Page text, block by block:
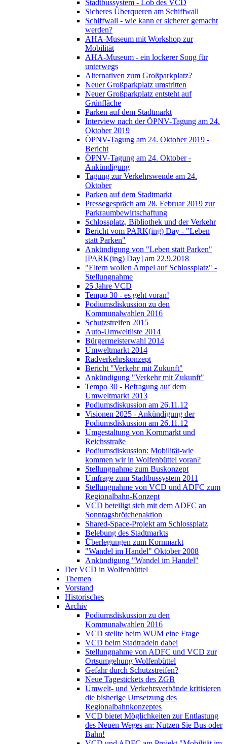
Stadtbussystem - Lob des VCD
Sicheres Überqueren am Schiffwall
Schiffwall - wie kann er sicherer gemacht
werden?
AHA-Museum mit Workshop zur
Mobilität
AHA-Museum - ein lockerer Song für
unterwegs
Alternativen zum Großparkplatz?
Neuer Großparkplatz umstritten
Neuer Großparkplatz entsteht auf
Grünfläche
Parken auf dem Stadtmarkt
Interview nach der ÖPNV-Tagung am 24.
Oktober 2019
ÖPNV-Tagung am 24. Oktober 2019 -
Bericht
ÖPNV-Tagung am 24. Oktober -
Ankündigung
Tagung zur Verkehrswende am 24.
Oktober
Parken auf dem Stadtmarkt
Pressegespräch am 28. Februar 2019 zur
Parkraumbewirtschaftung
Schlossplatz, Bibliothek und der Verkehr
Bericht vom PARK(ing) Day - "Leben
statt Parken"
Ankündigung von "Leben statt Parken"
[PARK(ing) Day] am 22.9.2018
"Eltern wollen Ampel auf Schlossplatz" -
Stellungnahme
25 Jahre VCD
Tempo 30 - es geht voran!
Podiumsdiskussion zu den
Kommunalwahlen 2016
Schutzstreifen 2015
Auto-Umweltliste 2014
Bürgermeisterwahl 2014
Umweltmarkt 2014
Radverkehrskonzept
Bericht "Verkehr mit Zukunft"
Ankündigung "Verkehr mit Zukunft"
Tempo 30 - Befragung auf dem
Umweltmarkt 2013
Podiumsdiskussion am 26.11.12
Visionen 2025 - Ankündigung der
Podiumsdiskussion am 26.11.12
Umgestaltung von Kornmarkt und
Reichsstraße
Podiumsdiskussion: Mobilität-wie
kommen wir in Wolfenbüttel voran?
Stellungnahme zum Buskonzept
Umfrage zum Stadtbussystem 2011
Stellungnahme von VCD und ADFC zum
Regionalbahn-Konzept
VCD beteiligt sich mit dem ADFC an
Sonntagsbrötchenaktion
Shared-Space-Projekt am Schlossplatz
Belebung des Stadtmarkts
Überlegungen zum Kornmarkt
"Wandel im Handel" Oktober 2008
Ankündigung "Wandel im Handel"
Der VCD in Wolfenbüttel
Themen
Vorstand
Historisches
Archiv
Podiumsdiskussion zu den
Kommunalwahlen 2016
VCD stellte beim WUM eine Frage
VCD beim Stadtradeln dabei
Stellungnahme von ADFC und VCD zur
Ortsumgehung Wolfenbüttel
Gefahr durch Schutzstreifen?
Neue Tagestickets des ZGB
Umwelt- und Verkehrsverbände kritisieren
die bisherige Umsetzung des
Regionalbahnkonzeptes
VCD bietet Möglichkeiten zur Entlastung
des Neuen Weges an: Nutzen Sie Bus oder
Bahn!